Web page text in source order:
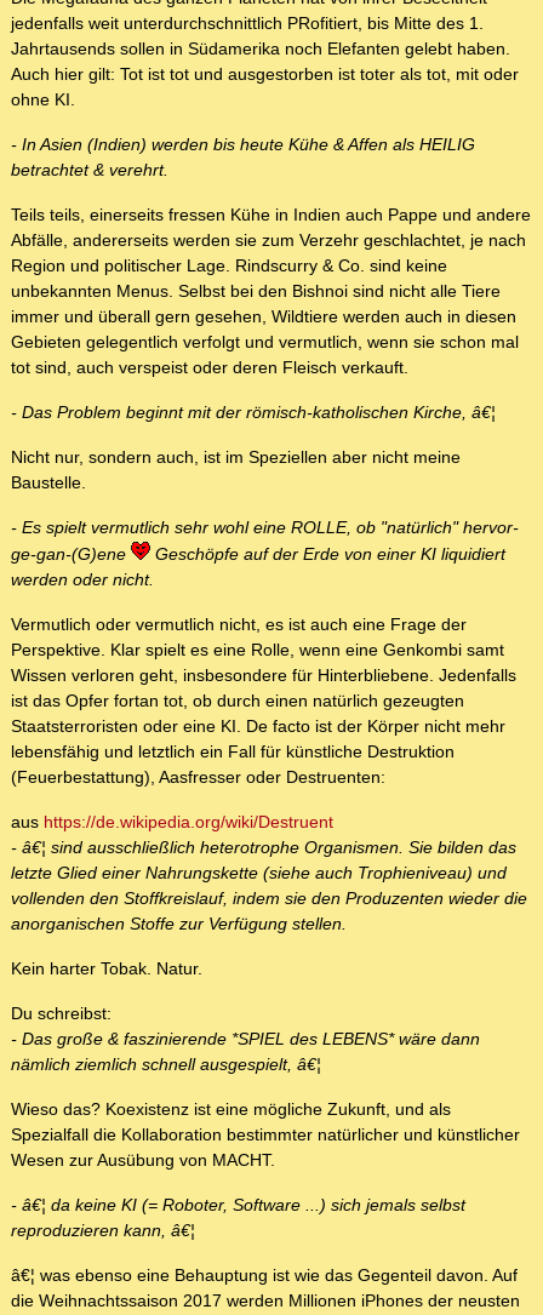
jedenfalls weit unterdurchschnittlich PRofitiert, bis Mitte des 1.
Jahrtausends sollen in Südamerika noch Elefanten gelebt haben.
Auch hier gilt: Tot ist tot und ausgestorben ist toter als tot, mit oder
ohne KI.
- In Asien (Indien) werden bis heute Kühe & Affen als HEILIG
betrachtet & verehrt.
Teils teils, einerseits fressen Kühe in Indien auch Pappe und andere
Abfälle, andererseits werden sie zum Verzehr geschlachtet, je nach
Region und politischer Lage. Rindscurry & Co. sind keine
unbekannten Menus. Selbst bei den Bishnoi sind nicht alle Tiere
immer und überall gern gesehen, Wildtiere werden auch in diesen
Gebieten gelegentlich verfolgt und vermutlich, wenn sie schon mal
tot sind, auch verspeist oder deren Fleisch verkauft.
- Das Problem beginnt mit der römisch-katholischen Kirche, â€¦
Nicht nur, sondern auch, ist im Speziellen aber nicht meine
Baustelle.
- Es spielt vermutlich sehr wohl eine ROLLE, ob "natürlich" hervor-
ge-gan-(G)ene
Geschöpfe auf der Erde von einer KI liquidiert
werden oder nicht.
Vermutlich oder vermutlich nicht, es ist auch eine Frage der
Perspektive. Klar spielt es eine Rolle, wenn eine Genkombi samt
Wissen verloren geht, insbesondere für Hinterbliebene. Jedenfalls
ist das Opfer fortan tot, ob durch einen natürlich gezeugten
Staatsterroristen oder eine KI. De facto ist der Körper nicht mehr
lebensfähig und letztlich ein Fall für künstliche Destruktion
(Feuerbestattung), Aasfresser oder Destruenten:
aus https://de.wikipedia.org/wiki/Destruent
- â€¦ sind ausschließlich heterotrophe Organismen. Sie bilden das
letzte Glied einer Nahrungskette (siehe auch Trophieniveau) und
vollenden den Stoffkreislauf, indem sie den Produzenten wieder die
anorganischen Stoffe zur Verfügung stellen.
Kein harter Tobak. Natur.
Du schreibst:
- Das große & faszinierende *SPIEL des LEBENS* wäre dann
nämlich ziemlich schnell ausgespielt, â€¦
Wieso das? Koexistenz ist eine mögliche Zukunft, und als
Spezialfall die Kollaboration bestimmter natürlicher und künstlicher
Wesen zur Ausübung von MACHT.
- â€¦ da keine KI (= Roboter, Software ...) sich jemals selbst
reproduzieren kann, â€¦
â€¦ was ebenso eine Behauptung ist wie das Gegenteil davon. Auf
die Weihnachtssaison 2017 werden Millionen iPhones der neusten